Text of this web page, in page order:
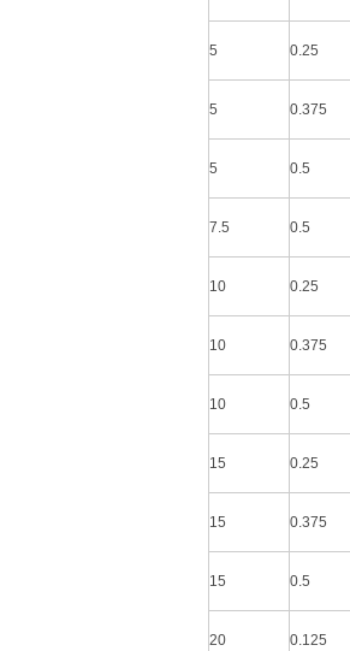
5 0.25
5 0.375
5 0.5
7.5 0.5
10 0.25
10 0.375
10 0.5
15 0.25
15 0.375
15 0.5
20 0.125